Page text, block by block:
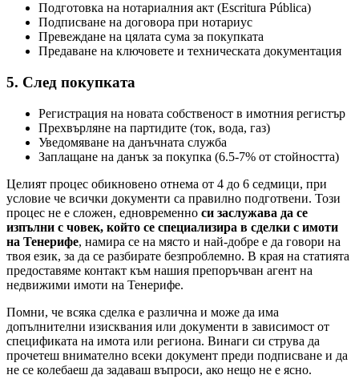
Подготовка на нотариалния акт (Escritura Pública)
Подписване на договора при нотариус
Превеждане на цялата сума за покупката
Предаване на ключовете и техническата документация
5. След покупката
Регистрация на новата собственост в имотния регистър
Прехвърляне на партидите (ток, вода, газ)
Уведомяване на данъчната служба
Заплащане на данък за покупка (6.5-7% от стойността)
Целият процес обикновено отнема от 4 до 6 седмици, при
условие че всички документи са правилно подготвени. Този
процес не е сложен, едновременно си заслужава да се
изпълни с човек, който се специализира в сделки с имоти
на Тенерифе, намира се на място и най-добре е да говори на
твоя език, за да се разбирате безпроблемно. В края на статията
предоставяме контакт към нашия препоръчван агент на
недвижими имоти на Тенерифе.
Помни, че всяка сделка е различна и може да има
допълнителни изисквания или документи в зависимост от
спецификата на имота или региона. Винаги си струва да
прочетеш внимателно всеки документ преди подписване и да
не се колебаеш да задаваш въпроси, ако нещо не е ясно.